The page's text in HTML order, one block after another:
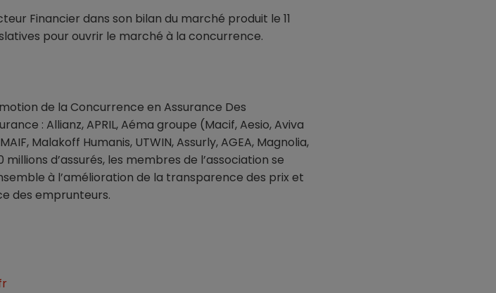
Financier dans son bilan du marché produit le 11
pour ouvrir le marché à la concurrence.
de la Concurrence en Assurance Des
: Allianz, APRIL, Aéma groupe (Macif, Aesio, Aviva
Malakoff Humanis, UTWIN, Assurly, AGEA, Magnolia,
millions d’assurés, les membres de l’association se
à l’amélioration de la transparence des prix et
des emprunteurs.